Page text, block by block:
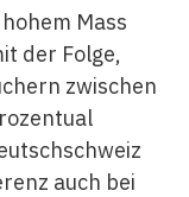
Mass
der Folge,
zwischen
auch bei